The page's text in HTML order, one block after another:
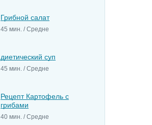
Грибной салат
45 мин. / Средне
диетический суп
45 мин. / Средне
Рецепт Картофель с
грибами
40 мин. / Средне